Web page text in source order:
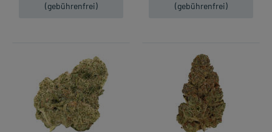
(gebührenfrei)
(gebührenfrei)